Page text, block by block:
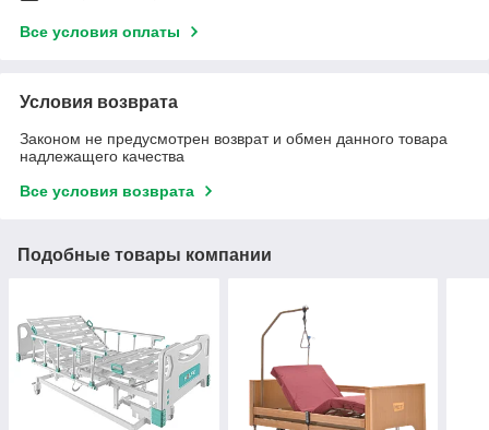
Все условия оплаты
Условия возврата
Законом не предусмотрен возврат и обмен данного товара
надлежащего качества
Все условия возврата
Подобные товары компании